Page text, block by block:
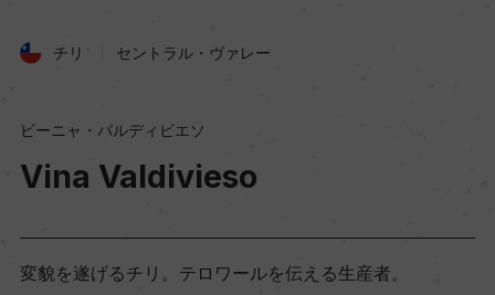
チリ セントラル・ヴァレー
ビーニャ・バルディビエソ
Vina Valdivieso
変貌を遂げるチリ。テロワールを伝える生産者。